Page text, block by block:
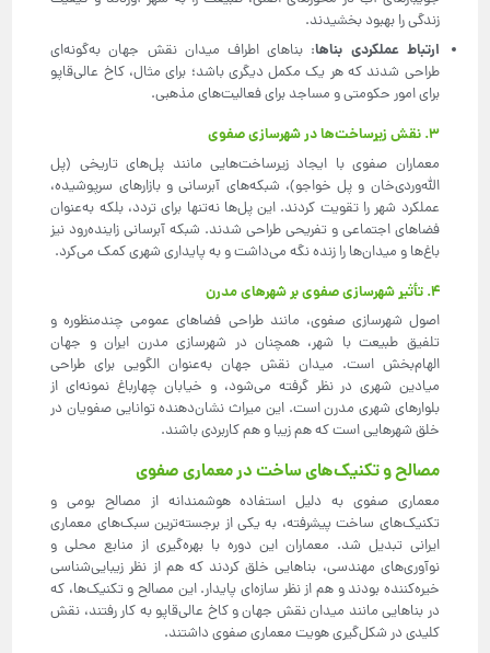
زندگی را بهبود بخشیدند.
ارتباط عملکردی بناها: بناهای اطراف میدان نقش جهان به‌گونه‌ای
طراحی شدند که هر یک مکمل دیگری باشد؛ برای مثال، کاخ عالی‌قاپو
برای امور حکومتی و مساجد برای فعالیت‌های مذهبی.
3. نقش زیرساخت‌ها در شهرسازی صفوی
معماران صفوی با ایجاد زیرساخت‌هایی مانند پل‌های تاریخی (پل
الله‌وردی‌خان و پل خواجو)، شبکه‌های آبرسانی و بازارهای سرپوشیده،
عملکرد شهر را تقویت کردند. این پل‌ها نه‌تنها برای تردد، بلکه به‌عنوان
فضاهای اجتماعی و تفریحی طراحی شدند. شبکه آبرسانی زاینده‌رود نیز
باغ‌ها و میدان‌ها را زنده نگه می‌داشت و به پایداری شهری کمک می‌کرد.
4. تأثیر شهرسازی صفوی بر شهرهای مدرن
اصول شهرسازی صفوی، مانند طراحی فضاهای عمومی چندمنظوره و
تلفیق طبیعت با شهر، همچنان در شهرسازی مدرن ایران و جهان
الهام‌بخش است. میدان نقش جهان به‌عنوان الگویی برای طراحی
میادین شهری در نظر گرفته می‌شود، و خیابان چهارباغ نمونه‌ای از
بلوارهای شهری مدرن است. این میراث نشان‌دهنده توانایی صفویان در
خلق شهرهایی است که هم زیبا و هم کاربردی باشند.
مصالح و تکنیک‌های ساخت در معماری صفوی
معماری صفوی به دلیل استفاده هوشمندانه از مصالح بومی و
تکنیک‌های ساخت پیشرفته، به یکی از برجسته‌ترین سبک‌های معماری
ایرانی تبدیل شد. معماران این دوره با بهره‌گیری از منابع محلی و
نوآوری‌های مهندسی، بناهایی خلق کردند که هم از نظر زیبایی‌شناسی
خیره‌کننده بودند و هم از نظر سازه‌ای پایدار. این مصالح و تکنیک‌ها، که
در بناهایی مانند میدان نقش جهان و کاخ عالی‌قاپو به کار رفتند، نقش
کلیدی در شکل‌گیری هویت معماری صفوی داشتند.